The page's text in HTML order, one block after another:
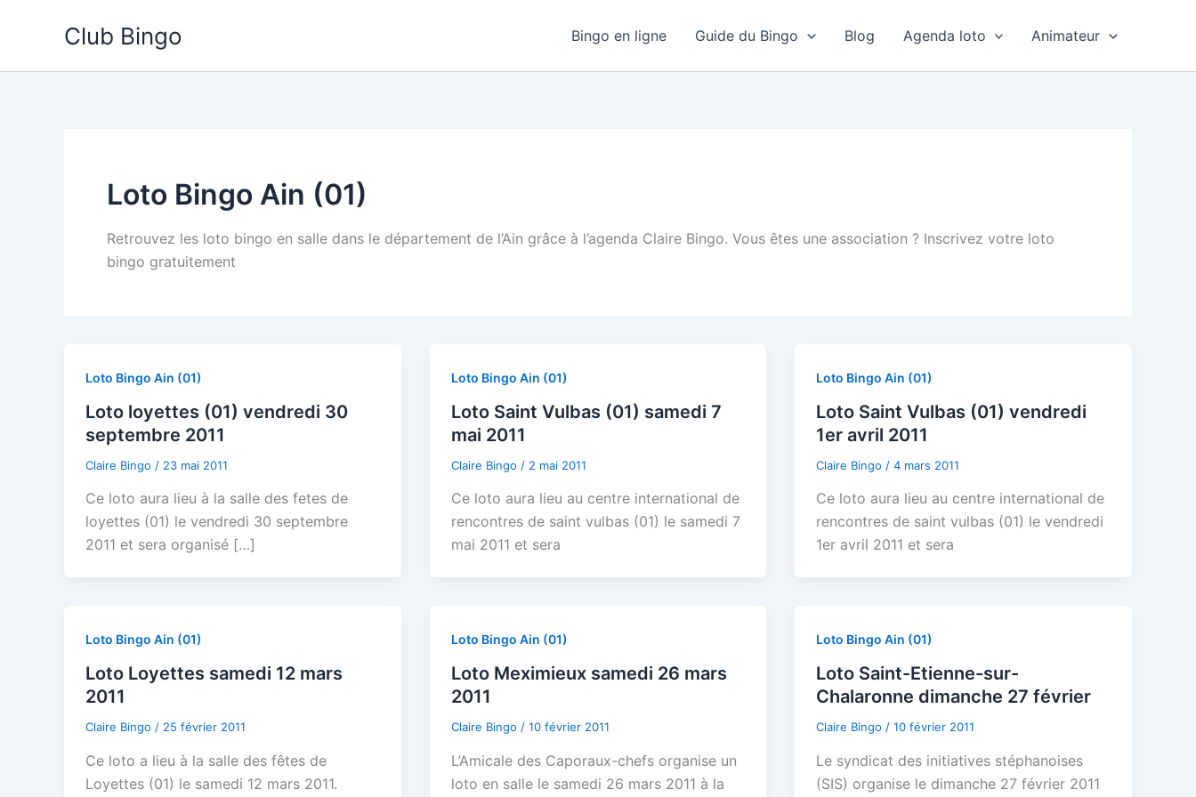
Club Bingo Bingo en ligne Guide du Bingo Blog Agenda loto Animateur
Loto Bingo Ain (01)
Retrouvez les loto bingo en salle dans le département de l’Ain grâce à l’agenda Claire Bingo. Vous êtes une association ? Inscrivez votre loto
bingo gratuitement
Loto Bingo Ain (01)
Loto loyettes (01) vendredi 30
septembre 2011
Claire Bingo / 23 mai 2011
Ce loto aura lieu à la salle des fetes de
loyettes (01) le vendredi 30 septembre
2011 et sera organisé […]
Loto Bingo Ain (01)
Loto Saint Vulbas (01) samedi 7
mai 2011
Claire Bingo / 2 mai 2011
Ce loto aura lieu au centre international de
rencontres de saint vulbas (01) le samedi 7
mai 2011 et sera
Loto Bingo Ain (01)
Loto Saint Vulbas (01) vendredi
1er avril 2011
Claire Bingo /4 mars 2011
Ce loto aura lieu au centre international de
rencontres de saint vulbas (01) le vendredi
1er avril 2011 et sera
Loto Bingo Ain (01)
Loto Loyettes samedi 12 mars
2011
Claire Bingo / 25 février 2011
Ce loto a lieu à la salle des fêtes de
Loyettes (01) le samedi 12 mars 2011.
Loto Bingo Ain (01)
Loto Meximieux samedi 26 mars
2011
Claire Bingo / 10 février 2011
L’Amicale des Caporaux-chefs organise un
loto en salle le samedi 26 mars 2011 à la
Loto Bingo Ain (01)
Loto Saint-Etienne-sur-
Chalaronne dimanche 27 février
Claire Bingo /10 février 2011
Le syndicat des initiatives stéphanoises
(SIS) organise le dimanche 27 février 2011